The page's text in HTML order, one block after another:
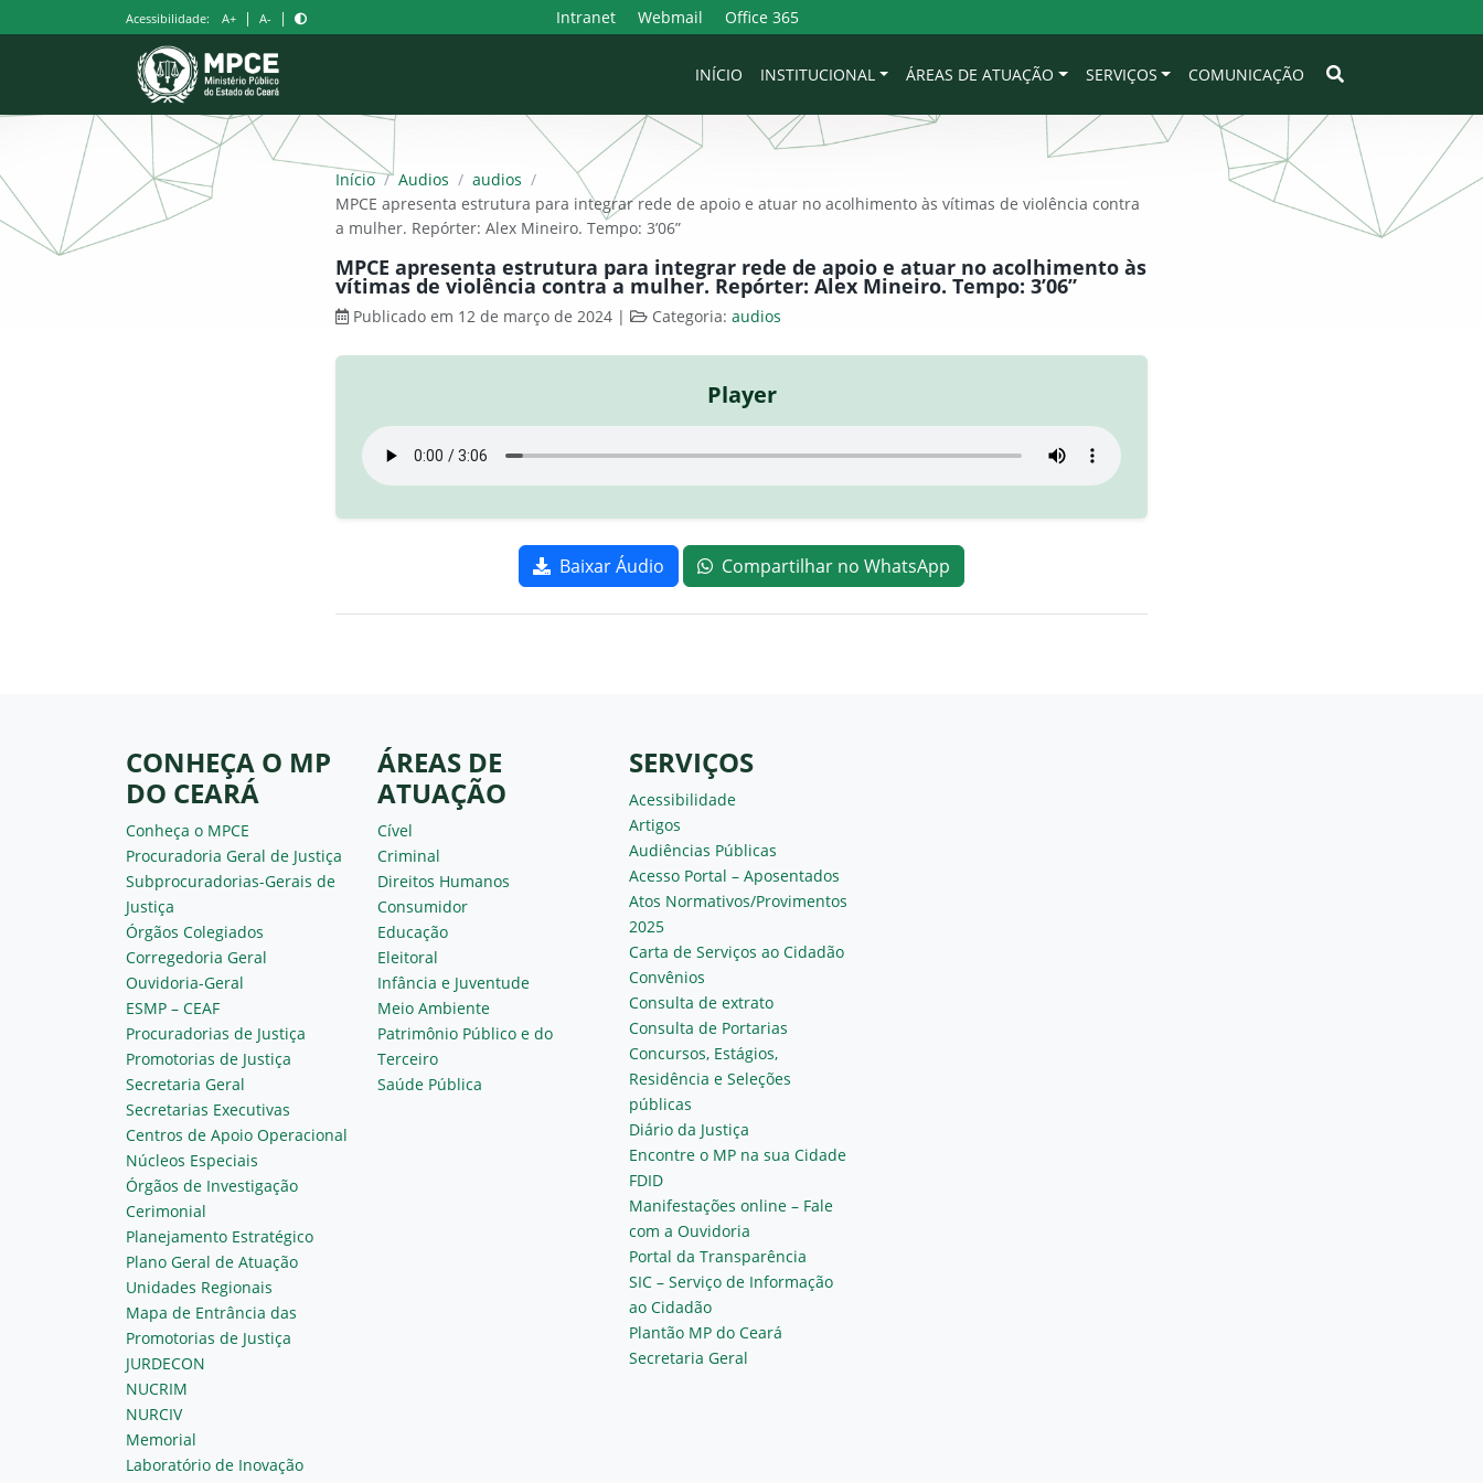
para
Acessibilidade: A+ | A- | Intranet Webmail Office 365
INÍCIO INSTITUCIONAL ÁREAS DE ATUAÇÃO SERVIÇOS COMUNICAÇÃO
Início / Audios / audios /
MPCE apresenta estrutura para integrar rede de apoio e atuar no acolhimento às vítimas de violência contra
a mulher. Repórter: Alex Mineiro. Tempo: 3’06”
MPCE apresenta estrutura para integrar rede de apoio e atuar no acolhimento às
vítimas de violência contra a mulher. Repórter: Alex Mineiro. Tempo: 3’06”
Publicado em 12 de março de 2024 | Categoria: audios
Player
Baixar Áudio Compartilhar no WhatsApp
CONHEÇA O MP
DO CEARÁ
Conheça o MPCE
Procuradoria Geral de Justiça
Subprocuradorias-Gerais de
Justiça
Órgãos Colegiados
Corregedoria Geral
Ouvidoria-Geral
ESMP – CEAF
Procuradorias de Justiça
Promotorias de Justiça
Secretaria Geral
Secretarias Executivas
Centros de Apoio Operacional
Núcleos Especiais
Órgãos de Investigação
Cerimonial
Planejamento Estratégico
Plano Geral de Atuação
Unidades Regionais
Mapa de Entrância das
Promotorias de Justiça
JURDECON
NUCRIM
NURCIV
Memorial
Laboratório de Inovação
ÁREAS DE
ATUAÇÃO
Cível
Criminal
Direitos Humanos
Consumidor
Educação
Eleitoral
Infância e Juventude
Meio Ambiente
Patrimônio Público e do
Terceiro
Saúde Pública
SERVIÇOS
Acessibilidade
Artigos
Audiências Públicas
Acesso Portal – Aposentados
Atos Normativos/Provimentos
2025
Carta de Serviços ao Cidadão
Convênios
Consulta de extrato
Consulta de Portarias
Concursos, Estágios,
Residência e Seleções
públicas
Diário da Justiça
Encontre o MP na sua Cidade
FDID
Manifestações online – Fale
com a Ouvidoria
Portal da Transparência
SIC – Serviço de Informação
ao Cidadão
Plantão MP do Ceará
Secretaria Geral